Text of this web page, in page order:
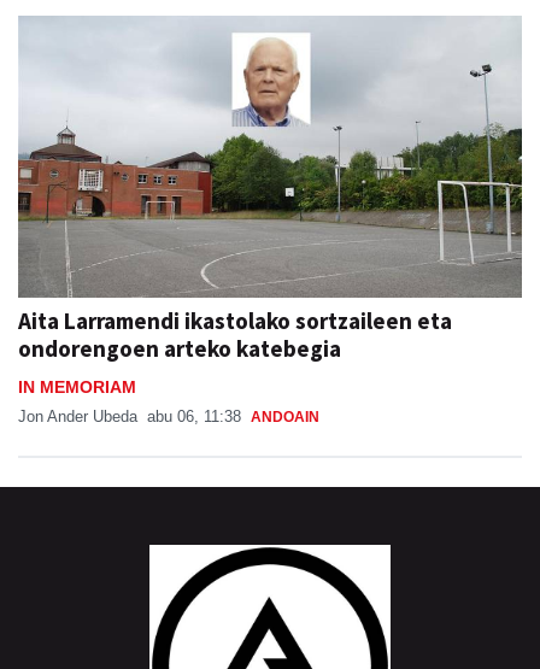
Aita Larramendi ikastolako sortzaileen eta
ondorengoen arteko katebegia
IN MEMORIAM
Jon Ander Ubeda abu 06, 11:38 ANDOAIN